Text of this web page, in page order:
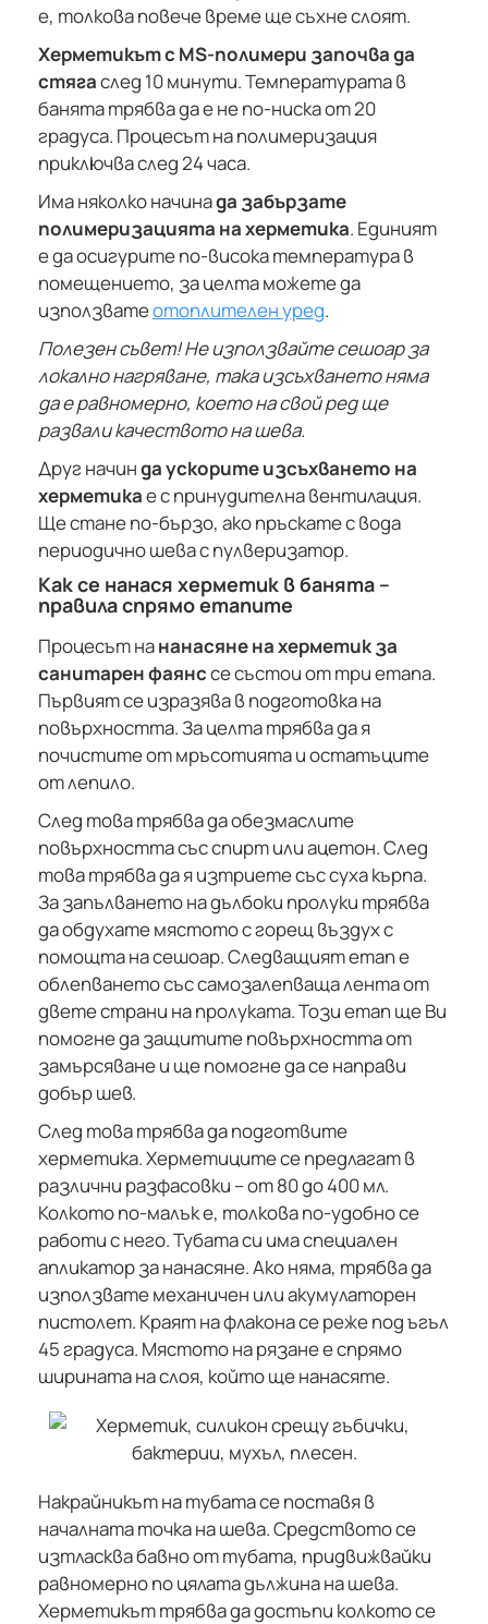
е, толкова повече време ще съхне слоят.
Херметикът с MS-полимери започва да
стягаслед 10 минути. Температурата в
банята трябва да е не по-ниска от 20
градуса. Процесът на полимеризация
приключва след 24 часа.
Има няколко начинада забързате
полимеризацията на херметика. Единият
е да осигурите по-висока температура в
помещението, за целта можете да
използватеотоплителен уред.
Полезен съвет! Не използвайте сешоар за
локално нагряване, така изсъхването няма
да е равномерно, което на свой ред ще
развали качеството на шева.
Друг начинда ускорите изсъхването на
херметикае с принудителна вентилация.
Ще стане по-бързо, ако пръскате с вода
периодично шева с пулверизатор.
Как се нанася херметик в банята –
правила спрямо етапите
Процесът нананасяне на херметик за
санитарен фаянссе състои от три етапа.
Първият се изразява в подготовка на
повърхността. За целта трябва да я
почистите от мръсотията и остатъците
от лепило.
След това трябва да обезмаслите
повърхността със спирт или ацетон. След
това трябва да я изтриете със суха кърпа.
За запълването на дълбоки пролуки трябва
да обдухате мястото с горещ въздух с
помощта на сешоар. Следващият етап е
облепването със самозалепваща лента от
двете страни на пролуката. Този етап ще Ви
помогне да защитите повърхността от
замърсяване и ще помогне да се направи
добър шев.
След това трябва да подготвите
херметика. Херметиците се предлагат в
различни разфасовки – от 80 до 400 мл.
Колкото по-малък е, толкова по-удобно се
работи с него. Тубата си има специален
апликатор за нанасяне. Ако няма, трябва да
използвате механичен или акумулаторен
пистолет. Краят на флакона се реже под ъгъл
45 градуса. Мястото на рязане е спрямо
ширината на слоя, който ще нанасяте.
Накрайникът на тубата се поставя в
началната точка на шева. Средството се
изтласква бавно от тубата, придвижвайки
равномерно по цялата дължина на шева.
Херметикът трябва да достъпи колкото се